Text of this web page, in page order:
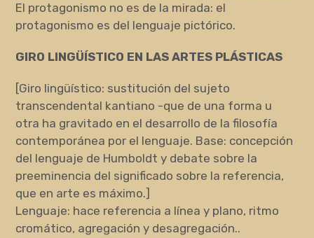
El protagonismo no es de la mirada: el
protagonismo es del lenguaje pictórico.
GIRO LINGÜÍSTICO EN LAS ARTES PLÁSTICAS
[Giro lingüístico: sustitución del sujeto
transcendental kantiano -que de una forma u
otra ha gravitado en el desarrollo de la filosofía
contemporánea por el lenguaje. Base: concepción
del lenguaje de Humboldt y debate sobre la
preeminencia del significado sobre la referencia,
que en arte es máximo.]
Lenguaje: hace referencia a línea y plano, ritmo
cromático, agregación y desagregación..